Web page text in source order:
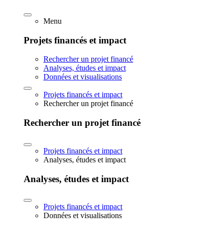
Menu
Projets financés et impact
Rechercher un projet financé
Analyses, études et impact
Données et visualisations
Projets financés et impact
Rechercher un projet financé
Rechercher un projet financé
Projets financés et impact
Analyses, études et impact
Analyses, études et impact
Projets financés et impact
Données et visualisations